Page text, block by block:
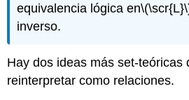
equivalencia lógica en
inverso.
Hay dos ideas más set-teóricas
reinterpretar como relaciones.